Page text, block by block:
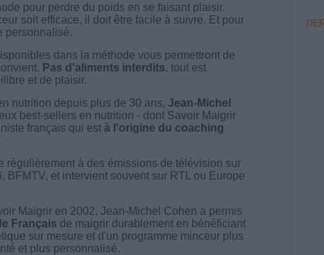
pour perdre du poids en se faisant plaisir.
soit efficace, il doit être facile à suivre. Et pour
personnalisé.
dans la méthode vous permettront de
Pas d'aliments interdits, tout est
et de plaisir.
nutrition depuis plus de 30 ans, Jean-Michel
best-sellers en nutrition - dont Savoir Maigrir
français qui est à l'origine du coaching
régulièrement à des émissions de télévision sur
BFMTV, et intervient souvent sur RTL ou Europe
Maigrir en 2002, Jean-Michel Cohen a permis
Français de maigrir durablement en bénéficiant
sur mesure et d'un programme minceur plus
et plus personnalisé.